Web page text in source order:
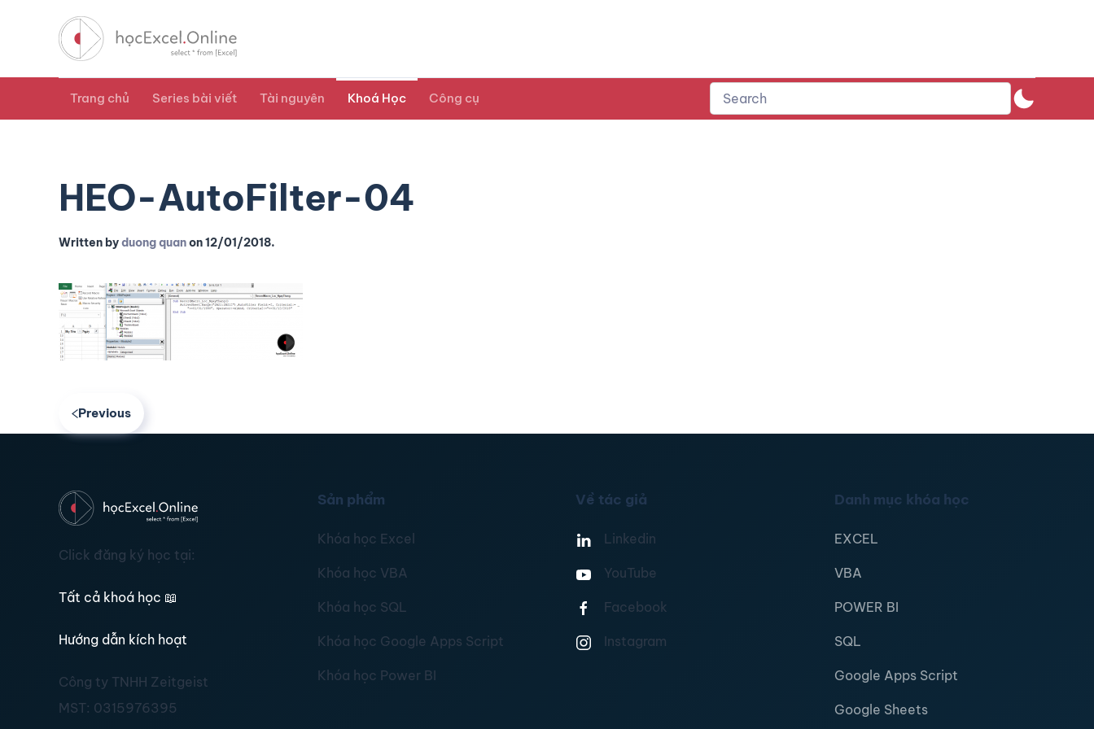
Trang chủ Series bài viết Tài nguyên Khoá Học Công cụ
HEO-AutoFilter-04
Written byduong quanon12/01/2018.
Previous
Click đăng ký học tại:
Tất cả khoá học 📖
Hướng dẫn kích hoạt
Công ty TNHH Zeitgeist
MST: 0315976395
Sản phẩm
Khóa học Excel
Khóa học VBA
Khóa học SQL
Khóa học Google Apps Script
Khóa học Power BI
Về tác giả
Linkedin
YouTube
Facebook
Instagram
Danh mục khóa học
EXCEL
VBA
POWER BI
SQL
Google Apps Script
Google Sheets